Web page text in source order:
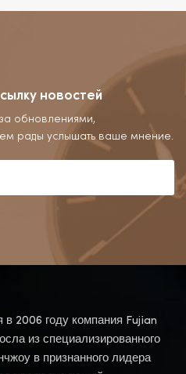
новостей
обновлениями,
рады услышать ваше мнение.
в 2006 году компания Fujian
из специализированного
в признанного лидера